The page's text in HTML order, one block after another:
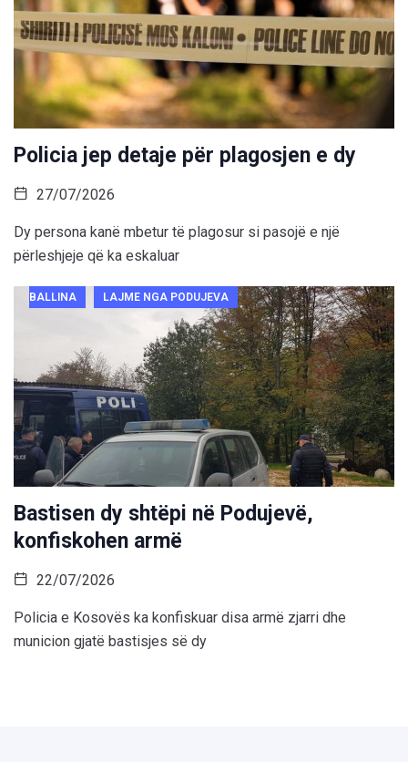
Policia jep detaje për plagosjen e dy
27/07/2026
Dy persona kanë mbetur të plagosur si pasojë e një
përleshjeje që ka eskaluar
BALLINA LAJME NGA PODUJEVA
Bastisen dy shtëpi në Podujevë,
konfiskohen armë
22/07/2026
Policia e Kosovës ka konfiskuar disa armë zjarri dhe
municion gjatë bastisjes së dy